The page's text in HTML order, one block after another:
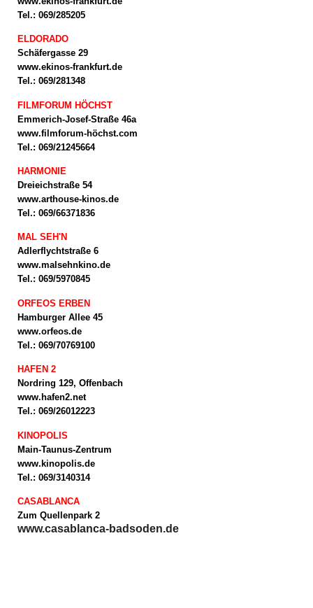
Tel.: 069/285205
ELDORADO
Schäfergasse 29
www.ekinos-frankfurt.de
Tel.: 069/281348
FILMFORUM HÖCHST
Emmerich-Josef-Straße 46a
www.filmforum-höchst.com
Tel.: 069/21245664
HARMONIE
Dreieichstraße 54
www.arthouse-kinos.de
Tel.: 069/66371836
MAL SEH'N
Adlerflychtstraße 6
www.malsehnkino.de
Tel.: 069/5970845
ORFEOS ERBEN
Hamburger Allee 45
www.orfeos.de
Tel.: 069/70769100
HAFEN 2
Nordring 129, Offenbach
www.hafen2.net
Tel.: 069/26012223
KINOPOLIS
Main-Taunus-Zentrum
www.kinopolis.de
Tel.: 069/3140314
CASABLANCA
Zum Quellenpark 2
www.casablanca-badsoden.de